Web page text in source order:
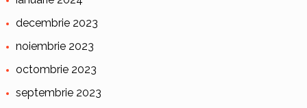
decembrie 2023
noiembrie 2023
octombrie 2023
septembrie 2023